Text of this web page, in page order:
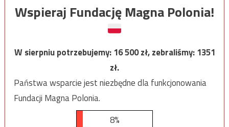
Wspieraj Fundację Magna Polonia!
W sierpniu potrzebujemy:16 500zł, zebraliśmy:1351
zł.
Państwa wsparcie jest niezbędne dla funkcjonowania
Fundacji Magna Polonia.
8%